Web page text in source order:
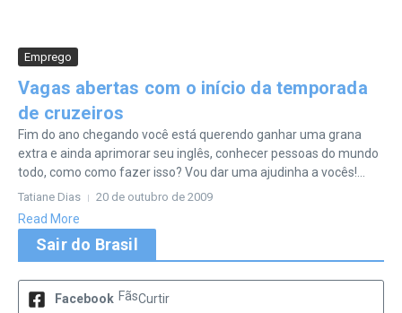
Emprego
Vagas abertas com o início da temporada
de cruzeiros
Fim do ano chegando você está querendo ganhar uma grana
extra e ainda aprimorar seu inglês, conhecer pessoas do mundo
todo, como como fazer isso? Vou dar uma ajudinha a vocês!...
Tatiane Dias 20 de outubro de 2009
Read More
Sair do Brasil
Facebook FãsCurtir